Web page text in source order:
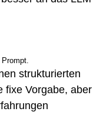
strukturierten
fixe Vorgabe, aber